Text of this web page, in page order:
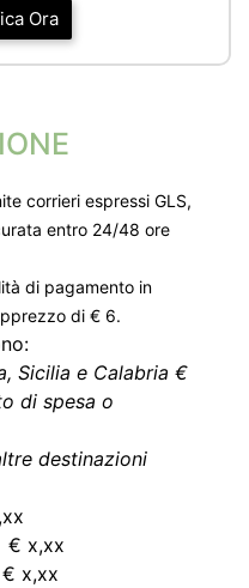
Ora
corrieri espressi GLS,
entro 24/48 ore
di pagamento in
di € 6.
Sicilia e Calabria €
di spesa o
destinazioni
€ x,xx
x,xx